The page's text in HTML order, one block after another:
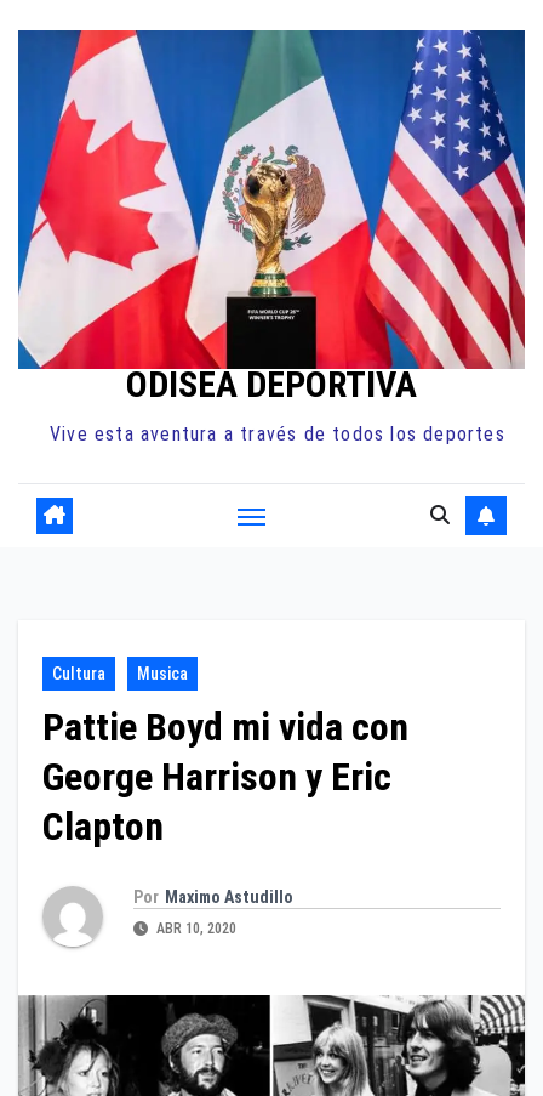
contenido
ODISEA DEPORTIVA
Vive esta aventura a través de todos los deportes
Cultura Musica
Pattie Boyd mi vida con
George Harrison y Eric
Clapton
Por Maximo Astudillo
ABR 10, 2020